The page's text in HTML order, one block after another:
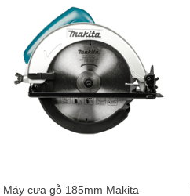
Máy cưa gỗ 185mm Makita